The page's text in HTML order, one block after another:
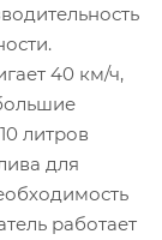
40 км/ч,
литров
для
работает